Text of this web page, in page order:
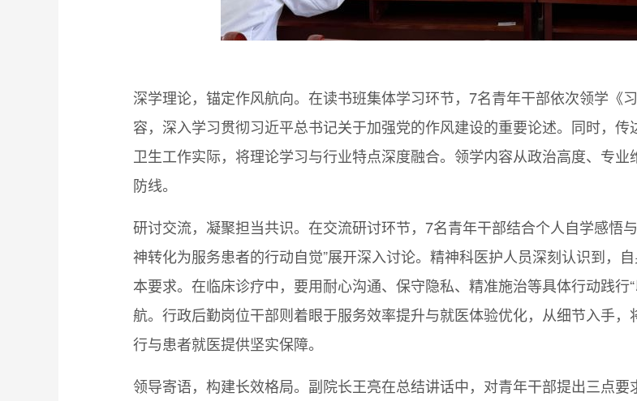
深学理论，锚定作风航向。在读书班集体学习环节，7名青年干部依次领学《
容，深入学习贯彻习近平总书记关于加强党的作风建设的重要论述。同时，
卫生工作实际，将理论学习与行业特点深度融合。领学内容从政治高度、专
防线。
研讨交流，凝聚担当共识。在交流研讨环节，7名青年干部结合个人自学感悟
神转化为服务患者的行动自觉”展开深入讨论。精神科医护人员深刻认识到，
本要求。在临床诊疗中，要用耐心沟通、保守隐私、精准施治等具体行动践行
航。行政后勤岗位干部则着眼于服务效率提升与就医体验优化，从细节入手
行与患者就医提供坚实保障。
领导寄语，构建长效格局。副院长王亮在总结讲话中，对青年干部提出三点